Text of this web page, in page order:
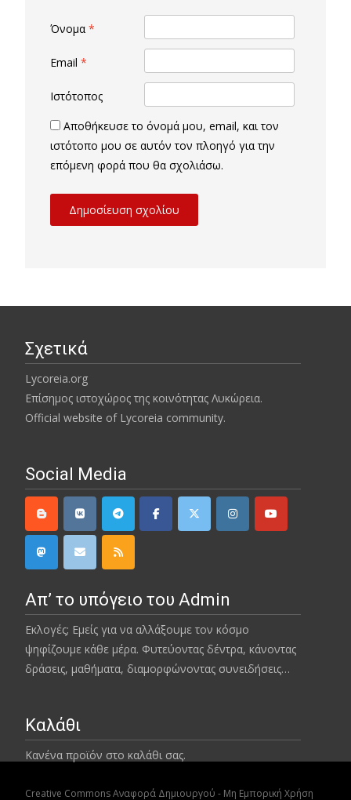
Όνομα *
Email *
Ιστότοπος
Αποθήκευσε το όνομά μου, email, και τον
ιστότοπο μου σε αυτόν τον πλοηγό για την
επόμενη φορά που θα σχολιάσω.
Σχετικά
Lycoreia.org
Επίσημος ιστοχώρος της κοινότητας Λυκώρεια.
Official website of Lycoreia community.
Social Media
Απ’ το υπόγειο του Admin
Εκλογές; Εμείς για να αλλάξουμε τον κόσμο
ψηφίζουμε κάθε μέρα. Φυτεύοντας δέντρα, κάνοντας
δράσεις, μαθήματα, διαμορφώνοντας συνειδήσεις…
Καλάθι
Κανένα προϊόν στο καλάθι σας.
Creative Commons Αναφορά Δημιουργού - Μη Εμπορική Χρήση